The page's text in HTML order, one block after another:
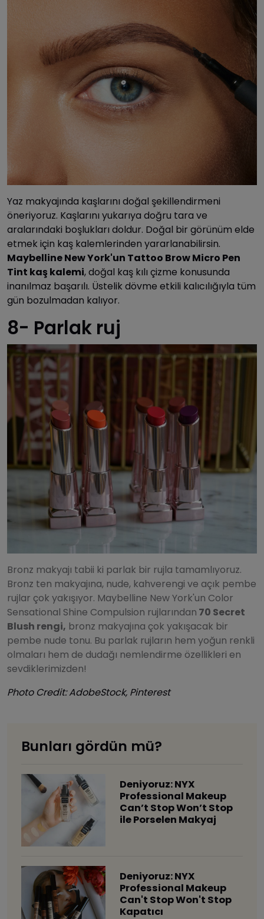
Yaz makyajında kaşlarını doğal şekillendirmeni
öneriyoruz. Kaşlarını yukarıya doğru tara ve
aralarındaki boşlukları doldur. Doğal bir görünüm elde
etmek için kaş kalemlerinden yararlanabilirsin.
Maybelline New York'un Tattoo Brow Micro Pen
Tint kaş kalemi, doğal kaş kılı çizme konusunda
inanılmaz başarılı. Üstelik dövme etkili kalıcılığıyla tüm
gün bozulmadan kalıyor.
8- Parlak ruj
Bronz makyajı tabii ki parlak bir rujla tamamlıyoruz.
Bronz ten makyajına, nude, kahverengi ve açık pembe
rujlar çok yakışıyor. Maybelline New York'un Color
Sensational Shine Compulsion rujlarından 70 Secret
Blush rengi, bronz makyajına çok yakışacak bir
pembe nude tonu. Bu parlak rujların hem yoğun renkli
olmaları hem de dudağı nemlendirme özellikleri en
sevdiklerimizden!
Photo Credit: AdobeStock, Pinterest
Bunları gördün mü?
Deniyoruz: NYX
Professional Makeup
Can’t Stop Won’t Stop
ile Porselen Makyaj
Deniyoruz: NYX
Professional Makeup
Can't Stop Won't Stop
Kapatıcı